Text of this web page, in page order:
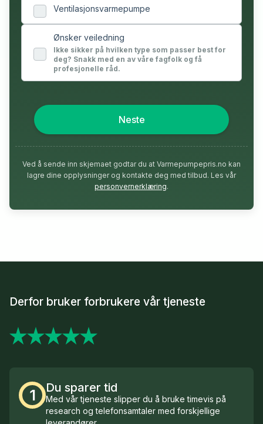
Ventilasjonsvarmepumpe
Ønsker veiledning
Ikke sikker på hvilken type som passer best for
deg? Snakk med en av våre fagfolk og få
profesjonelle råd.
Neste
Ved å sende inn skjemaet godtar du at Varmepumpepris.no kan
lagre dine opplysninger og kontakte deg med tilbud. Les vår
personvernerklæring.
Derfor bruker forbrukere vår tjeneste
1 Du sparer tid
Med vår tjeneste slipper du å bruke timevis på
research og telefonsamtaler med forskjellige